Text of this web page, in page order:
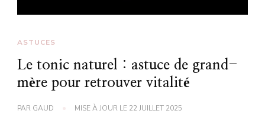
ASTUCES
Le tonic naturel : astuce de grand-
mère pour retrouver vitalité
PAR GAUD MISE À JOUR LE 22 JUILLET 2025